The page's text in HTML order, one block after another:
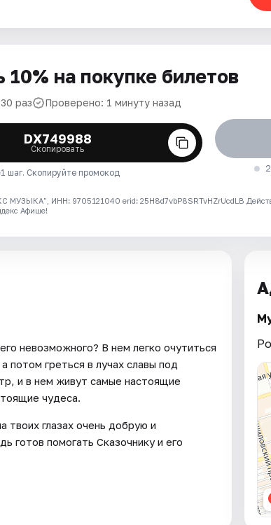
10% на покупке билетов
раз Проверено: 1 минуту назад
DX749988
Скопировать
1 шаг. Скопируйте промокод
МУЗЫКА", ИНН: 9705121040 erid: 25H8d7vbP8SRTvHZrUcdLB
Афише!
невозможного? В нем легко очутиться
потом греться в лучах славы под
и в нем живут самые настоящие
чудеса.
твоих глазах очень добрую и
готов помогать Сказочнику и его